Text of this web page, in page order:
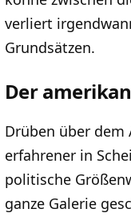
verliert
Grundsätzen.
Der
Drüben über
erfahrener in
politische
ganze Galerie